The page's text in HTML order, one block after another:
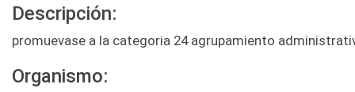
Descripción:
promuevase a la categoria 24 agrupamiento
Organismo: